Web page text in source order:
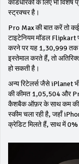
कार्डधारकों के लिए भी
स्ट्रक्चर है।
Pro Max की बात करें तो कई
टाइटेनियम मॉडल Flipkart
करने पर यह ₹1,30,999 तक
इस्तेमाल करते हैं, तो
हो सकती है।
अन्य रिटेलर्स जैसे iPlanet
की कीमत ₹1,05,504 और
कैशबैक ऑफ़र के साथ कम की
स्कीम चला रही है, जहाँ
क्रेडिट मिलते हैं, साथ में 0%